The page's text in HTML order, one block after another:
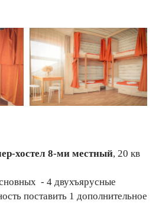
хостел 8-ми местный, 20 кв
- 4 двухъярусные
поставить 1 дополнительное